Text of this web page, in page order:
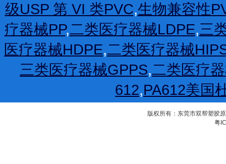
级USP 第 VI 类PVC,生物兼容性
疗器械PP,二类医疗器械LDPE,三
医疗器械HDPE,二类医疗器械
三类医疗器械GPPS,二类医疗
612,PA612美国
版权所有：东莞市双帮塑胶
粤